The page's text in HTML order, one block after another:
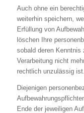
Auch ohne ein
weiterhin speichern,
Erfüllung von
löschen Ihre
sobald deren Kenntnis
Verarbeitung nicht
rechtlich unzulässig ist.
Diejenigen
Ende der jeweiligen